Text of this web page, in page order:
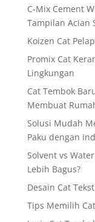
C-Mix Cement
Tampilan Acian
Koizen Cat
Promix Cat
Lingkungan
Cat Tembok
Membuat
Solusi Mudah
Paku dengan
Solvent vs
Lebih Bagus?
Desain Cat
Tips Memilih